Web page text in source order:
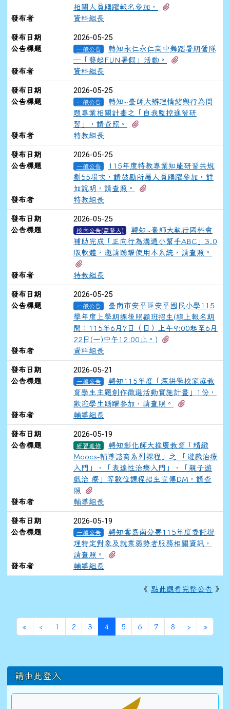
相關人員踴躍報名參加，
發布者
資料組長
發布日期 2026-05-25
公告標題 一般公告
轉知永仁永仁高中舞蹈暑期營隊
—「藝起FUN暑假」活動。
發布者
資料組長
發布日期 2026-05-25
公告標題 一般公告
轉知~臺師大辦理情緒與行為問
題專業相關計畫之「自我監控進階研
習」，請查照。
發布者
特教組長
發布日期 2026-05-25
公告標題 一般公告
115年度特教專業知能研習共規
劃55場次，請鼓勵所屬人員踴躍參加，詳
如說明，請查照。
發布者
特教組長
發布日期 2026-05-25
公告標題 校內公告(需登入)
轉知~臺師大執行國科會
補助完成「正向行為溝通小幫手ABC」3.0
版軟體，邀請踴躍使用本系統，請查照。
發布者
特教組長
發布日期 2026-05-25
公告標題 一般公告
臺南市安平區安平國民小學115
學年度上學期課後照顧班招生(線上報名期
間：115年6月7日（日）上午9:00起至6月
22日(一)中午12:00止。)
發布者
資料組長
發布日期 2026-05-21
公告標題 一般公告
轉知115年度「深耕學校家庭教
育學生主題創作徵選活動實施計畫」1份，
歡迎學生踴躍參加，請查照。
發布者
輔導組長
發布日期 2026-05-19
公告標題 研習進修
轉知彰化師大推廣教育「精緻
Moocs-輔導諮商系列課程」之 「遊戲治療
入門」、「表達性治療入門」、「親子遊
戲治 療」等數位課程招生宣傳DM，請查
照
發布者
輔導組長
發布日期 2026-05-19
公告標題 一般公告
轉知雲嘉南分署115年度委託辦
理特定對象及就業弱勢者服務相關資訊，
請查照。
發布者
輔導組長
《 點此觀看完整公告 》
«第一頁
‹上一頁
1 2 3 4 (目前頁次)
5 6 7 8 › 下一頁
»最後頁
左邊區域內容
請由此登入